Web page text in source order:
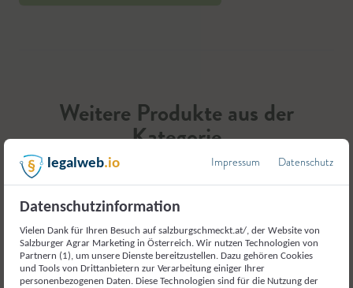
Weitere Produkte aus der
Kategorie
Fleisch und Fleischerzeugnisse
legalweb.io Impressum Datenschutz
Datenschutzinformation
Vielen Dank für Ihren Besuch auf salzburgschmeckt.at/, der Website von
Salzburger Agrar Marketing in Österreich. Wir nutzen Technologien von
Partnern (1), um unsere Dienste bereitzustellen. Dazu gehören Cookies
und Tools von Drittanbietern zur Verarbeitung einiger Ihrer
personenbezogenen Daten. Diese Technologien sind für die Nutzung der